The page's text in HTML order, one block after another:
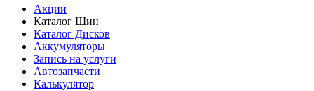
Акции
Каталог Шин
Каталог Дисков
Аккумуляторы
Запись на услуги
Автозапчасти
Калькулятор